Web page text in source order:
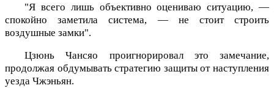
"Я всего лишь объективно оцениваю ситуацию, —
спокойно заметила система, — не стоит строить
воздушные замки".
Цзюнь Чансяо проигнорировал это замечание,
продолжая обдумывать стратегию защиты от наступления
уезда Чжэньян.